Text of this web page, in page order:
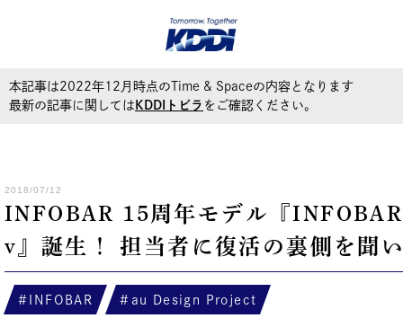
本記事は2022年12月時点のTime & Spaceの内容となります
最新の記事に関しては KDDIトビラ をご確認ください。
2018/07/12
INFOBAR 15周年モデル『
v』誕生！ 担当者に復活の裏側を聞
INFOBAR au Design Project